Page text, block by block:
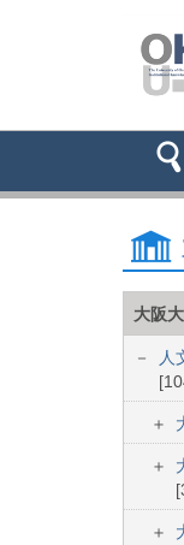
大阪
人